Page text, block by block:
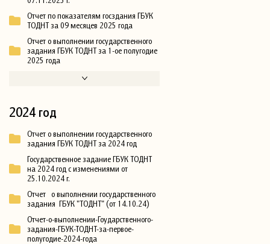
Отчет по показателям госздания ГБУК
ТОДНТ за 09 месяцев 2025 года
Отчет о выполнении государственного
задания ГБУК ТОДНТ за 1-ое полугодие
2025 года
2024 год
Отчет о выполнении государственного
задания ГБУК ТОДНТ за 2024 год
Государственное задание ГБУК ТОДНТ
на 2024 год с изменениями от
25.10.2024 г.
Отчет о выполнении государственного
задания ГБУК "ТОДНТ" (от 14.10.24)
Отчет-о-выполнении-Гоударственного-
задания-ГБУК-ТОДНТ-за-первое-
полугодие-2024-года